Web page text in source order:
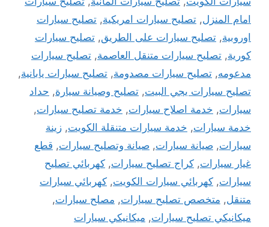
امام المنزل, تصليح سيارات امريكية, تصليح سيارات
اوروبية, تصليح سيارات على الطريق, تصليح سيارات
كورية, تصليح سيارات متنقل العاصمة, تصليح سيارات
مدعومه, تصليح سيارات مصدومة, تصليح سيارات يابانية,
تصليح سيارات يجي البيت, تصليح وصيانة سيارة, حداد
سيارات, خدمة اصلاح سيارات, خدمة تصليح سيارات,
خدمة سيارات, خدمة سيارات متنقلة الكويت, زينة
سيارات, صيانة سيارات, صيانة وتصليح سيارات, قطع
غيار سيارات, كراج تصليح سيارات, كهربائي تصليح
سيارات, كهربائي سيارات الكويت, كهربائي سيارات
متنقل, متخصص تصليح سيارات, مصلح سيارات,
ميكانيكي تصليح سيارات, ميكانيكي سيارات